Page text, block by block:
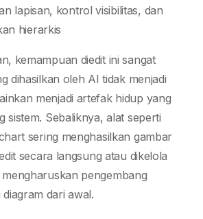
lapisan, kontrol visibilitas, dan
hierarkis
kemampuan diedit ini sangat
dihasilkan oleh AI tidak menjadi
menjadi artefak hidup yang
sistem. Sebaliknya, alat seperti
sering menghasilkan gambar
secara langsung atau dikelola
pengembang
dari awal.